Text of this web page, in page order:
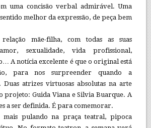
uma concisão verbal admirável. Uma
melhor da expressão, de peça bem
mãe-filha, com todas as suas
sexualidade, vida profissional,
A notícia excelente é que o original está
para nos surpreender quando a
Duas atrizes virtuosas absolutas na arte
projeto: Guida Viana e Silvia Buarque. A
a ser definida. É para comemorar.
mais pulando na praça teatral, pipoca